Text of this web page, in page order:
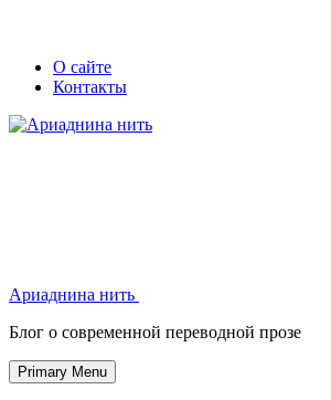
Skip
Secondary
left
navigation
Secondary
right
navigation
О сайте
Контакты
Ариаднина нить
Блог о современной переводной прозе
Primary Menu